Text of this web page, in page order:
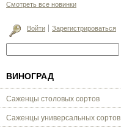
Смотреть все новинки
Войти Зарегистрироваться
ВИНОГРАД
Саженцы столовых сортов
Саженцы универсальных сортов